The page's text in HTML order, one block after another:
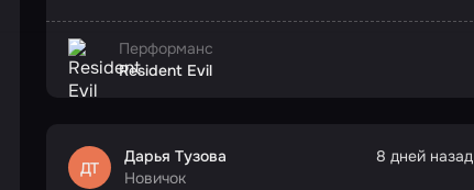
Перформанс
Resident Evil
ДТ
Дарья Тузова
Новичок
8 дней назад